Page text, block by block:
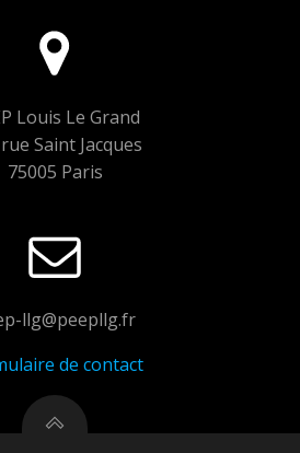
Louis Le Grand
Saint Jacques
75005 Paris
llg@peepllg.fr
de contact